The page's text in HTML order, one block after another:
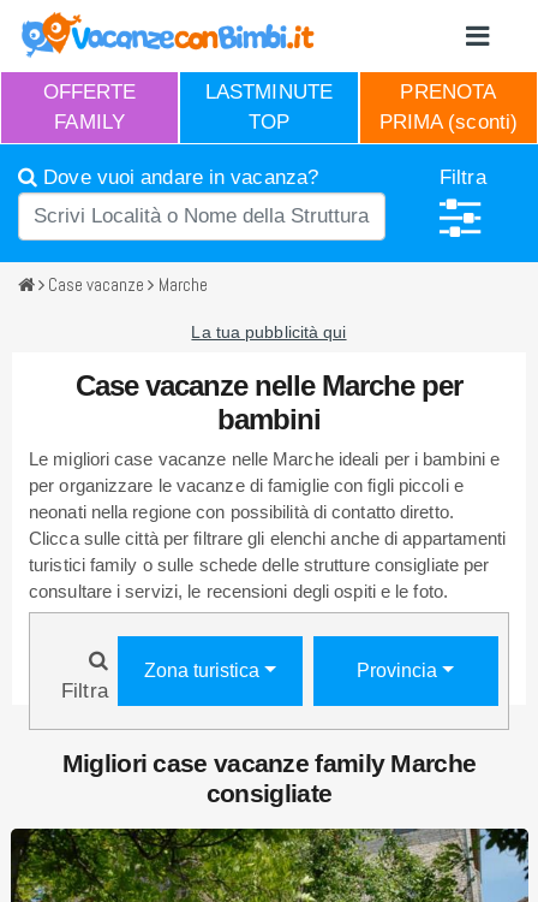
OFFERTE
FAMILY
LASTMINUTE
TOP
PRENOTA
PRIMA (sconti)
Dove vuoi andare in vacanza? Filtra
Case vacanze Marche
La tua pubblicità qui
Case vacanze nelle Marche per
bambini
Le migliori case vacanze nelle Marche ideali per i bambini e
per organizzare le vacanze di famiglie con figli piccoli e
neonati nella regione con possibilità di contatto diretto.
Clicca sulle città per filtrare gli elenchi anche di appartamenti
turistici family o sulle schede delle strutture consigliate per
consultare i servizi, le recensioni degli ospiti e le foto.
Filtra
Zona turistica Provincia
Migliori case vacanze family Marche
consigliate